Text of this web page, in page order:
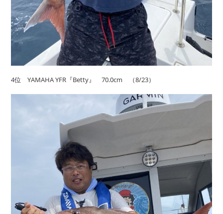
4位 YAMAHA YFR『Betty』 70.0cm （8/23）